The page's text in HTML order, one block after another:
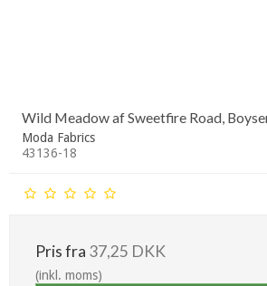
Wild Meadow af Sweetfire Road,
Moda Fabrics
43136-18
Pris fra 37,25 DKK
(inkl. moms)